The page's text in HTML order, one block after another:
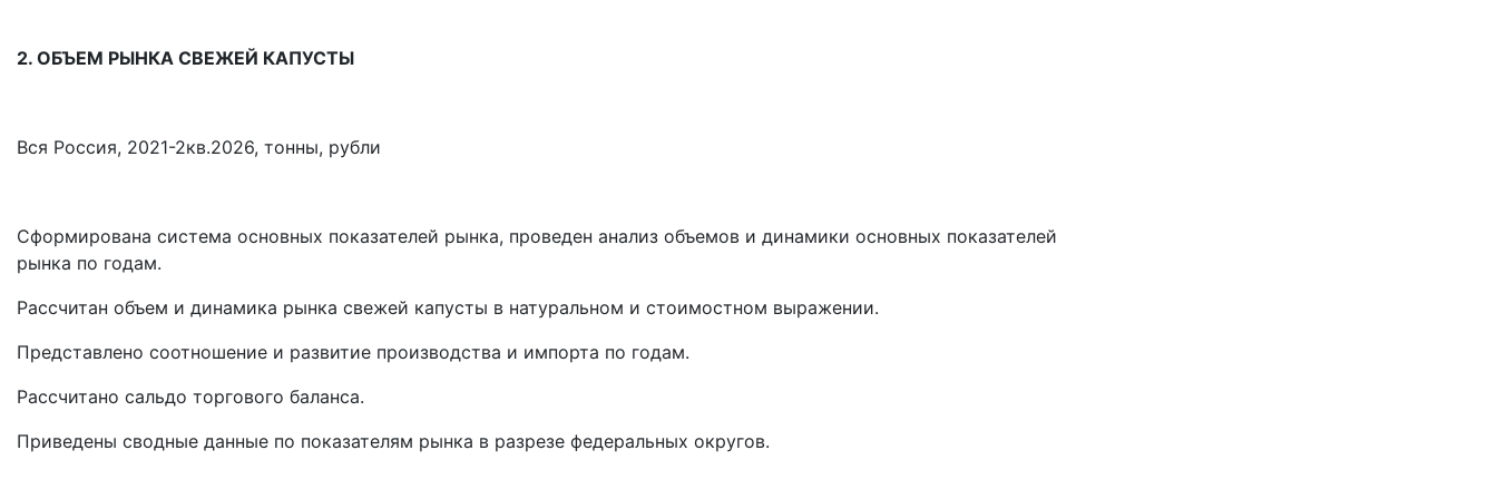
2. ОБЪЕМ РЫНКА СВЕЖЕЙ КАПУСТЫ
Вся Россия, 2021-2кв.2026, тонны, рубли
Сформирована система основных показателей рынка, проведен анализ объемов и динамики основных показателей
рынка по годам.
Рассчитан объем и динамика рынка свежей капусты в натуральном и стоимостном выражении.
Представлено соотношение и развитие производства и импорта по годам.
Рассчитано сальдо торгового баланса.
Приведены сводные данные по показателям рынка в разрезе федеральных округов.